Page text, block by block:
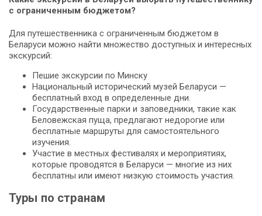
с ограниченным бюджетом?
Для путешественника с ограниченным бюджетом в
Беларуси можно найти множество доступных и интересных
экскурсий:
Пешие экскурсии по Минску
Национальный исторический музей Беларуси —
бесплатный вход в определенные дни.
Государственные парки и заповедники, такие как
Беловежская пуща, предлагают недорогие или
бесплатные маршруты для самостоятельного
изучения.
Участие в местных фестивалях и мероприятиях,
которые проводятся в Беларуси — многие из них
бесплатны или имеют низкую стоимость участия.
Туры по странам